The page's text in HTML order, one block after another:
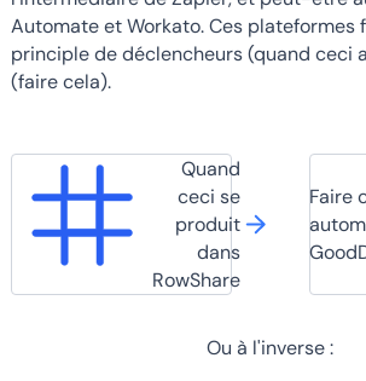
Automate et Workato. Ces plateformes
principle de déclencheurs (quand ceci
(faire cela).
Quand
ceci se
produit
dans
RowShare
Faire
Ou à l'inverse :